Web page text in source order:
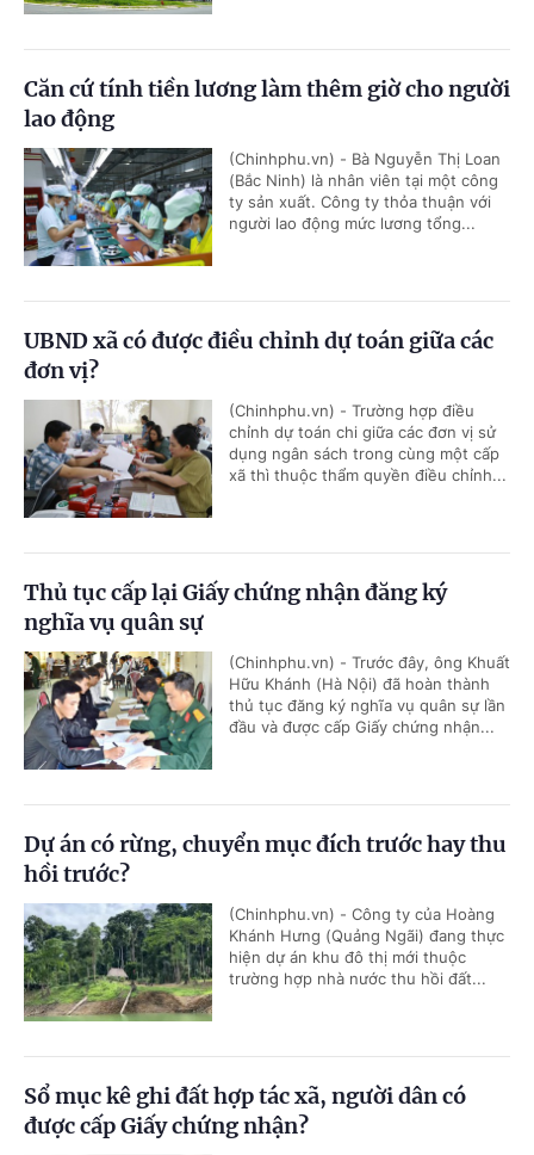
Căn cứ tính tiền lương làm thêm giờ cho người
lao động
(Chinhphu.vn) - Bà Nguyễn Thị Loan
(Bắc Ninh) là nhân viên tại một công
ty sản xuất. Công ty thỏa thuận với
người lao động mức lương tổng...
UBND xã có được điều chỉnh dự toán giữa các
đơn vị?
(Chinhphu.vn) - Trường hợp điều
chỉnh dự toán chi giữa các đơn vị sử
dụng ngân sách trong cùng một cấp
xã thì thuộc thẩm quyền điều chỉnh...
Thủ tục cấp lại Giấy chứng nhận đăng ký
nghĩa vụ quân sự
(Chinhphu.vn) - Trước đây, ông Khuất
Hữu Khánh (Hà Nội) đã hoàn thành
thủ tục đăng ký nghĩa vụ quân sự lần
đầu và được cấp Giấy chứng nhận...
Dự án có rừng, chuyển mục đích trước hay thu
hồi trước?
(Chinhphu.vn) - Công ty của Hoàng
Khánh Hưng (Quảng Ngãi) đang thực
hiện dự án khu đô thị mới thuộc
trường hợp nhà nước thu hồi đất...
Sổ mục kê ghi đất hợp tác xã, người dân có
được cấp Giấy chứng nhận?